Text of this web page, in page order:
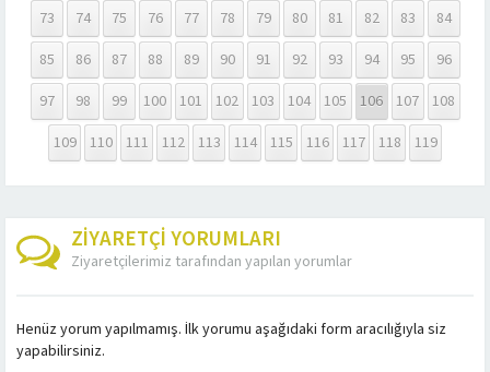
73
74 75 76 77 78 79 80 81 82 83
84
85
86 87 88 89 90 91 92 93 94 95
96
97
98 99 100 101 102 103 104 105 106 107 108
109
110 111 112 113 114 115 116 117 118 119
ZİYARETÇİ YORUMLARI
Ziyaretçilerimiz tarafından yapılan yorumlar
Henüz yorum yapılmamış. İlk yorumu aşağıdaki form aracılığıyla siz
yapabilirsiniz.